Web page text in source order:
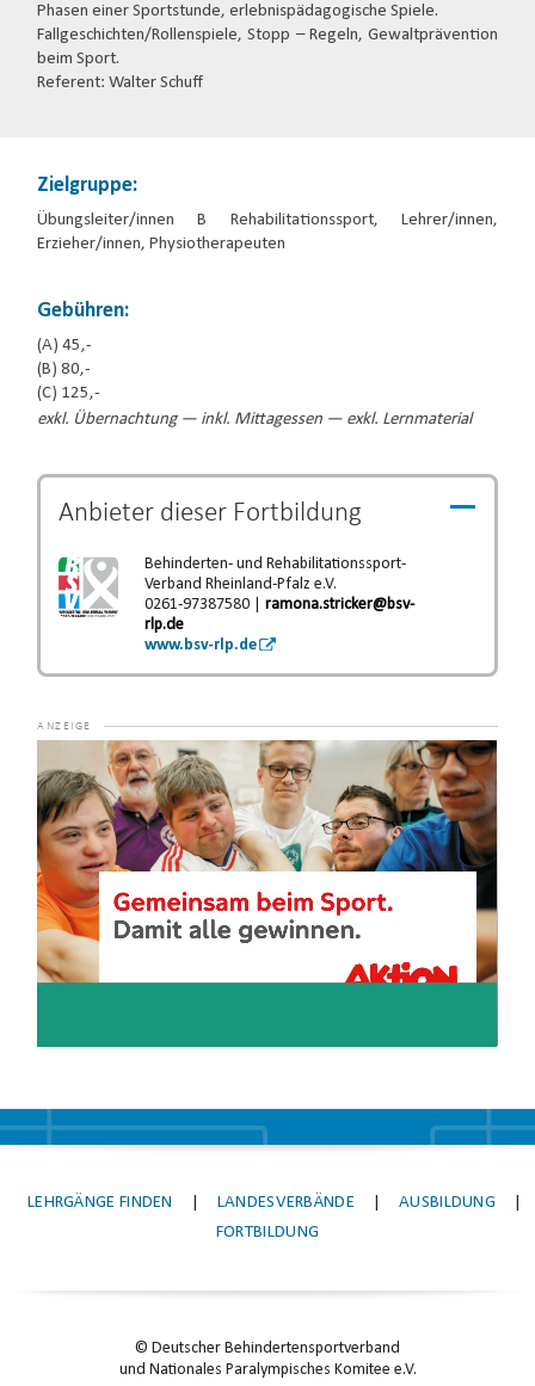
Phasen einer Sportstunde, erlebnispädagogische Spiele.
Fallgeschichten/Rollenspiele, Stopp – Regeln, Gewaltprävention
beim Sport.
Referent: Walter Schuff
Zielgruppe:
Übungsleiter/innen B Rehabilitationssport, Lehrer/innen,
Erzieher/innen, Physiotherapeuten
Gebühren:
(A) 45,-
(B) 80,-
(C) 125,-
exkl. Übernachtung — inkl. Mittagessen — exkl. Lernmaterial
Anbieter dieser Fortbildung
Behinderten- und Rehabilitationssport-
Verband Rheinland-Pfalz e.V.
0261-97387580 | ramona.stricker@bsv-
rlp.de
www.bsv-rlp.de
Player
LEHRGÄNGE FINDEN LANDESVERBÄNDE AUSBILDUNG
FORTBILDUNG
© Deutscher Behindertensportverband
und Nationales Paralympisches Komitee e.V.